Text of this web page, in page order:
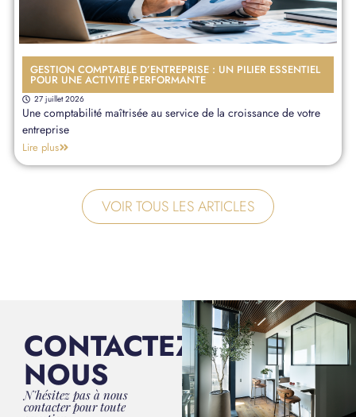
GESTION COMPTABLE D’ENTREPRISE : UN PILIER ESSENTIEL
POUR UNE ACTIVITÉ PERFORMANTE
27 juillet 2026
Une comptabilité maîtrisée au service de la croissance de votre
entreprise
Lire plus
VOIR TOUS LES ARTICLES
CONTACTEZ-
NOUS
N'hésitez pas à nous
contacter pour toute